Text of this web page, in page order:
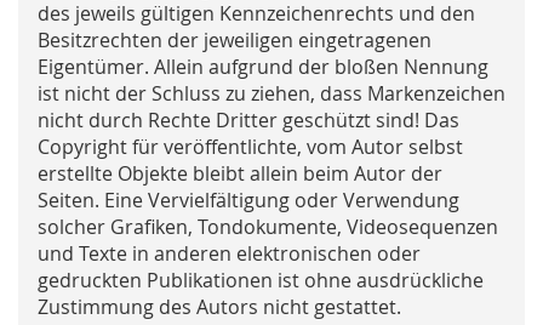
des jeweils gültigen Kennzeichenrechts und den
Besitzrechten der jeweiligen eingetragenen
Eigentümer. Allein aufgrund der bloßen Nennung
ist nicht der Schluss zu ziehen, dass Markenzeichen
nicht durch Rechte Dritter geschützt sind! Das
Copyright für veröffentlichte, vom Autor selbst
erstellte Objekte bleibt allein beim Autor der
Seiten. Eine Vervielfältigung oder Verwendung
solcher Grafiken, Tondokumente, Videosequenzen
und Texte in anderen elektronischen oder
gedruckten Publikationen ist ohne ausdrückliche
Zustimmung des Autors nicht gestattet.